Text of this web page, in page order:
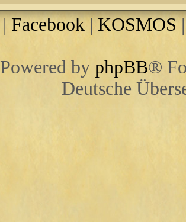
| Facebook |KOSMOS
Powered by phpBB®
Deutsche